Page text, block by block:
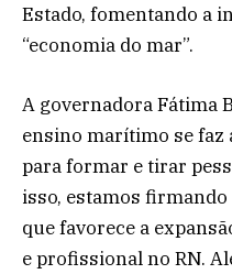
Estado, fomentando a
“economia do mar”.
A governadora Fátima
ensino marítimo se faz
para formar e tirar
isso, estamos
que favorece a
e profissional no RN.